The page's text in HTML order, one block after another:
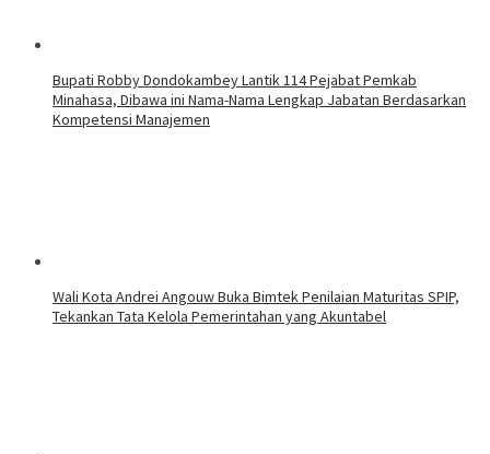
Bupati Robby Dondokambey Lantik 114 Pejabat Pemkab
Minahasa, Dibawa ini Nama-Nama Lengkap Jabatan Berdasarkan
Kompetensi Manajemen
Wali Kota Andrei Angouw Buka Bimtek Penilaian Maturitas SPIP,
Tekankan Tata Kelola Pemerintahan yang Akuntabel